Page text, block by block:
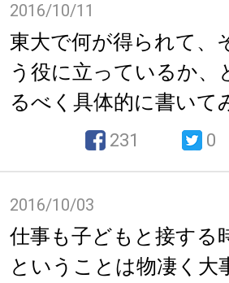
2016/10/11
東大で何が得られて、
う役に立っているか、
るべく具体的に書いて
231 0
2016/10/03
仕事も子どもと接する
ということは物凄く大